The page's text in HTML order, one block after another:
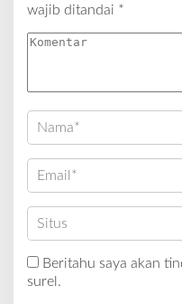
wajib ditandai *
Beritahu saya akan
surel.